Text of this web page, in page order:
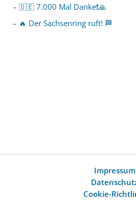
🇩🇪 7.000 Mal Danke❗️🙏
🔥 Der Sachsenring ruft! 🏁
Impressum
Cookie-